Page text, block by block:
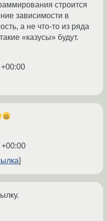
строится
зависимости в
а не что-то из ряда
«казусы» будут.